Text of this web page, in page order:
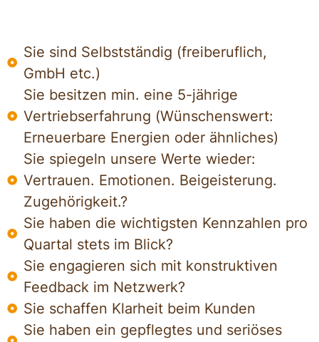
Sie sind Selbstständig (freiberuflich,
GmbH etc.)
Sie besitzen min. eine 5-jährige
Vertriebserfahrung (Wünschenswert:
Erneuerbare Energien oder ähnliches)
Sie spiegeln unsere Werte wieder:
Vertrauen. Emotionen. Beigeisterung.
Zugehörigkeit.?
Sie haben die wichtigsten Kennzahlen pro
Quartal stets im Blick?
Sie engagieren sich mit konstruktiven
Feedback im Netzwerk?
Sie schaffen Klarheit beim Kunden
Sie haben ein gepflegtes und seriöses